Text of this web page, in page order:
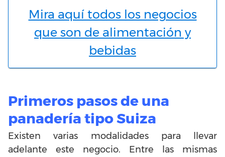
Mira aquí todos los negocios
que son de alimentación y
bebidas
Primeros pasos de una
panadería tipo Suiza
Existen varias modalidades para llevar
adelante este negocio. Entre las mismas